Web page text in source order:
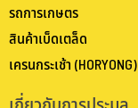
รถการเกษตร
สินค้าเบ็ดเตล็ด
เครนกระเช้า (HORYONG)